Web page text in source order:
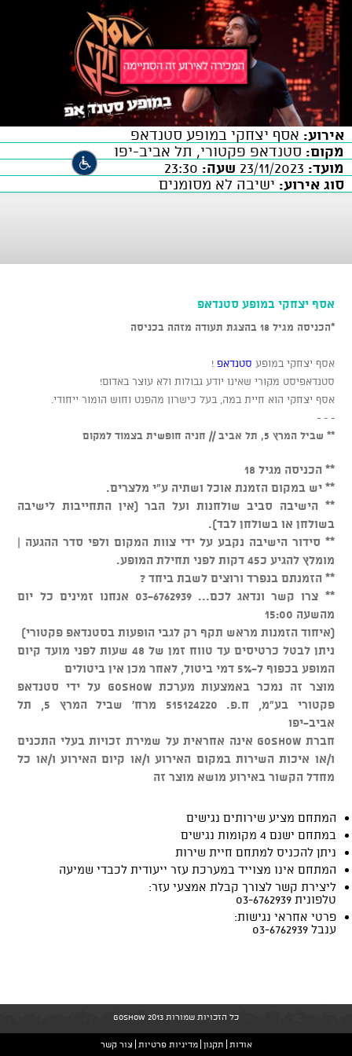
אירוע: אסף יצחקי במופע סטנדאפ
מקום: סטנדאפ פקטורי, תל אביב-יפו
מועד:
שעה:
סוג אירוע: ישיבה לא מסומנים
אסף יצחקי במופע סטנדאפ
*הכניסה מגיל 18 בהצגת תעודה מזהה בכניסה
אסף יצחקי במופע סטנדאפ !
סטנדאפיסט מקורי שאינו יודע גבולות ולא עוצר באדום!
אסף יצחקי הוא חיית במה, בעל כישרון מהפנט וחוש הומור ייחודי.
- - -
** שביל המרץ 5, תל אביב // חניה חופשית בצמוד למקום
** הכניסה מגיל 18
** יש במקום הזמנת אוכל ושתיה ע"י מלצרים.
** הישיבה סביב שולחנות ועל הבר (אין התחייבות לישיבה
בשולחן או בשולחן לבד).
** סידור הישיבה נקבע על ידי צוות המקום ולפי סדר ההגעה |
מומלץ להגיע כ45 דקות לפני תחילת המופע.
** הזמנתם בנפרד ורוצים לשבת ביחד ?
** צרו קשר ונדאג לכם... 03-6762939 אנחנו זמינים כל יום
מהשעה 15:00
(איחוד הזמנות מראש תקף רק לגבי הופעות בסטנדאפ פקטורי)
ניתן לבטל כרטיסים עד טווח זמן של 48 שעות לפני מועד קיום
המופע בכפוף ל-5% דמי ביטול, לאחר מכן אין ביטולים
מוצר זה נמכר באמצעות מערכת GOSHOW על ידי סטנדאפ
פקטורי בע"מ, ח.פ. 515124220 מרח' שביל המרץ 5, תל
אביב-יפו
חברת GOSHOW אינה אחראית על שמירת זכויות בעלי התכנים
ו/או איכות השירות במקום האירוע ו/או קיום האירוע ו/או כל
מחדל הקשור באירוע מושא מוצר זה
המתחם מציע שירותים נגישים
במתחם ישנם 4 מקומות נגישים
ניתן להכניס למתחם חיית שירות
המתחם אינו מצוייד במערכת עזר ייעודית לכבדי שמיעה
ליצירת קשר לצורך קבלת אמצעי עזר:
טלפונית 03-6762939
פרטי אחראי נגישות:
ענבל 03-6762939
כל הזכויות שמורות GoShow 2013
אודות תקנון מדיניות פרטיות צור קשר